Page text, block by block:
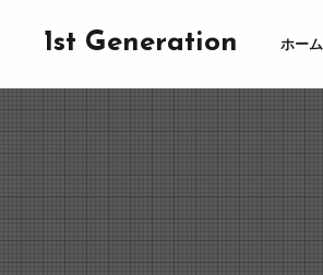
1st Generation ホーム